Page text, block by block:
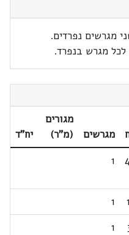
מגרשים נפרדים.
לכל מגרש בנפרד.
מגרשים
מגורים
(מ"ר)
יח"ד
1
1
1